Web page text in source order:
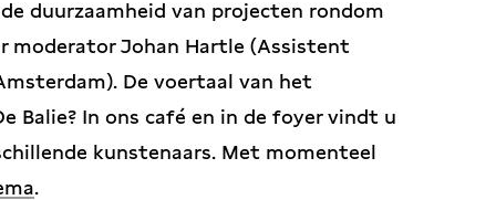
duurzaamheid van projecten rondom
moderator Johan Hartle (Assistent
De voertaal van het
Balie? In ons café en in de foyer vindt u
kunstenaars. Met momenteel
.